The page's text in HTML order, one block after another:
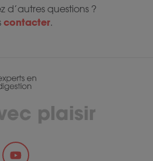
d’autres questions ?
contacter.
plaisir